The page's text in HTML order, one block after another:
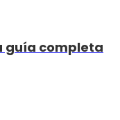
guía completa